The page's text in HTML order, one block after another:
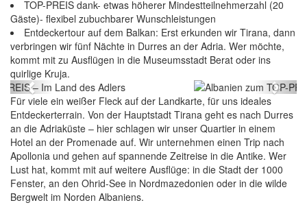
TOP-PREIS dank- etwas höherer Mindestteilnehmerzahl (20
Gäste)- flexibel zubuchbarer Wunschleistungen
Entdeckertour auf dem Balkan: Erst erkunden wir Tirana, dann
verbringen wir fünf Nächte in Durres an der Adria. Wer möchte,
kommt mit zu Ausflügen in die Museumsstadt Berat oder ins
quirlige Kruja.
Albanien zum TOP-PREIS – Im Land des Adlers
Previous Next
Für viele ein weißer Fleck auf der Landkarte, für uns ideales
Entdeckerterrain. Von der Hauptstadt Tirana geht es nach Durres
an die Adriaküste – hier schlagen wir unser Quartier in einem
Hotel an der Promenade auf. Wir unternehmen einen Trip nach
Apollonia und gehen auf spannende Zeitreise in die Antike. Wer
Lust hat, kommt mit auf weitere Ausflüge: in die Stadt der 1000
Fenster, an den Ohrid-See in Nordmazedonien oder in die wilde
Bergwelt im Norden Albaniens.